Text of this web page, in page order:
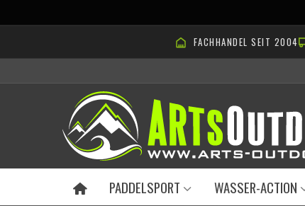
FACHHANDEL SEIT 2004
PADDELSPORT WASSER-ACTION